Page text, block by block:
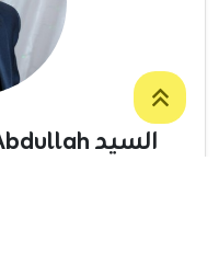
السيد Dawoud Sadullah Abdullah